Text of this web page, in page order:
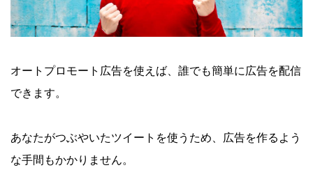
オートプロモート広告を使えば、誰でも簡単に広告を配信
できます。
あなたがつぶやいたツイートを使うため、広告を作るよう
な手間もかかりません。